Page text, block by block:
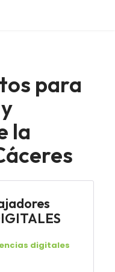
para
la
digitales